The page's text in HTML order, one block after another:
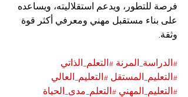
فرصة للتطور، ويدعم استقلاليته، ويساعده
على بناء مستقبل مهني ومعرفي أكثر قوة
وثقة.
#الدراسة_المرنة #التعلم_الذاتي
#التعليم_المستقل #التعليم_العالي
#التعليم_المهني #التعلم_مدى_الحياة